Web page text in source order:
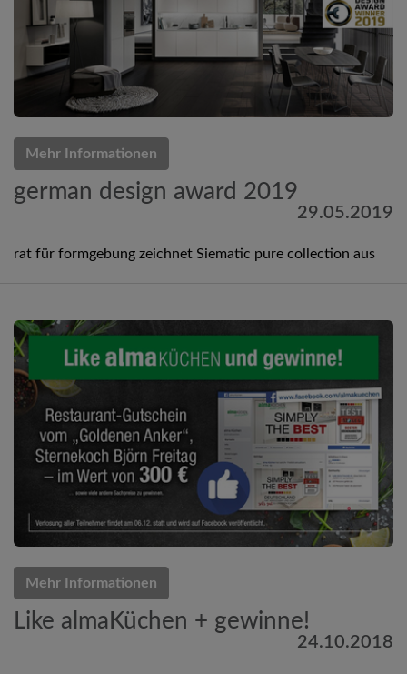
Mehr Informationen
german design award 2019
29.05.2019
rat für formgebung zeichnet Siematic pure collection aus
Mehr Informationen
Like almaKüchen + gewinne!
24.10.2018